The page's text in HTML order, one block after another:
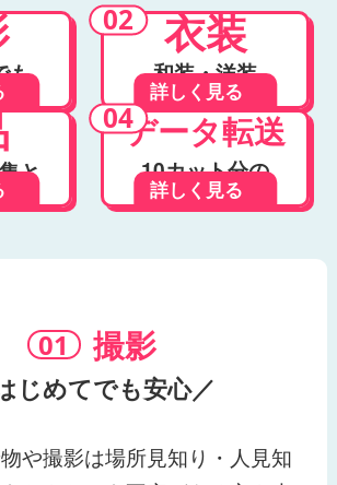
も
衣装
和装・洋装
どっちもOK
詳しく見る
と
ク
データ転送
10カット分の
データを転送
詳しく見る
撮影
じめてでも安心／
や撮影は場所見知り・人見知